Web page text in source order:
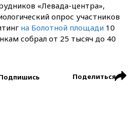
«Левада-центра»,
опрос участников
на Болотной площади 10
собрал от 25 тысяч до 40
Поделиться